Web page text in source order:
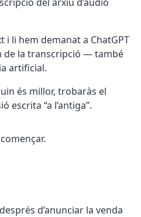
i li hem demanat a ChatGPT
de la transcripció — també
artificial.
és millor, trobaràs el
escrita “a l’antiga”.
d’anunciar la venda